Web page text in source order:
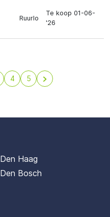
Ruurlo
Te koop 01-06-
'26
4 5
Den Haag
Den Bosch